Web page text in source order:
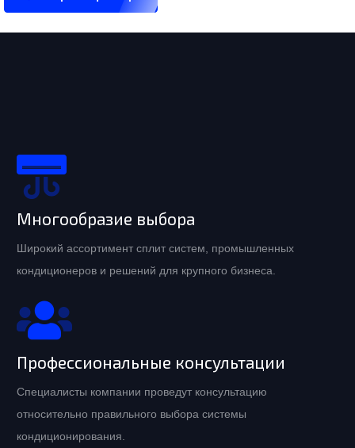
Многообразие выбора
Широкий ассортимент сплит систем, промышленных
кондиционеров и решений для крупного бизнеса.
Профессиональные консультации
Специалисты компании проведут консультацию
относительно правильного выбора системы
кондиционирования.